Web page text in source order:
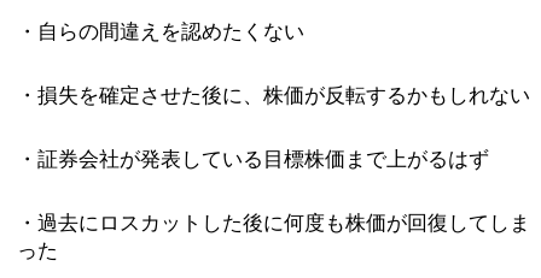
・自らの間違えを認めたくない
・損失を確定させた後に、株価が反転するかもしれない
・証券会社が発表している目標株価まで上がるはず
・過去にロスカットした後に何度も株価が回復してしま
った